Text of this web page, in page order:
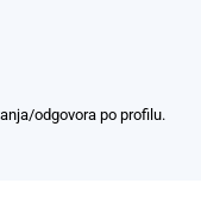
odgovora po profilu.